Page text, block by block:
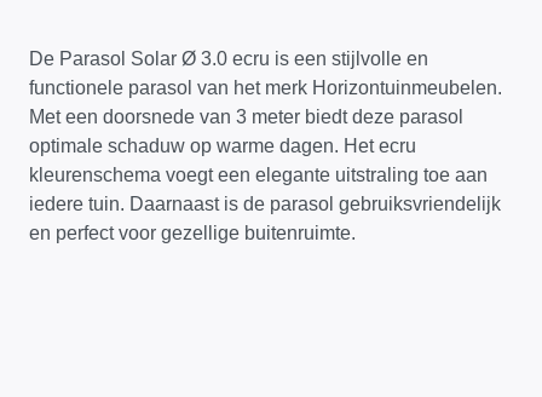
De Parasol Solar Ø 3.0 ecru is een stijlvolle en
functionele parasol van het merk Horizontuinmeubelen.
Met een doorsnede van 3 meter biedt deze parasol
optimale schaduw op warme dagen. Het ecru
kleurenschema voegt een elegante uitstraling toe aan
iedere tuin. Daarnaast is de parasol gebruiksvriendelijk
en perfect voor gezellige buitenruimte.